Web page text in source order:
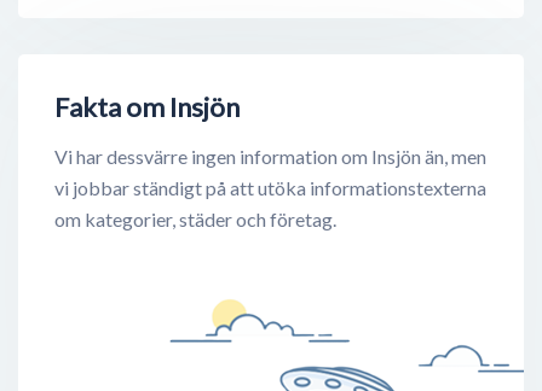
Fakta om Insjön
Vi har dessvärre ingen information om Insjön än, men
vi jobbar ständigt på att utöka informationstexterna
om kategorier, städer och företag.